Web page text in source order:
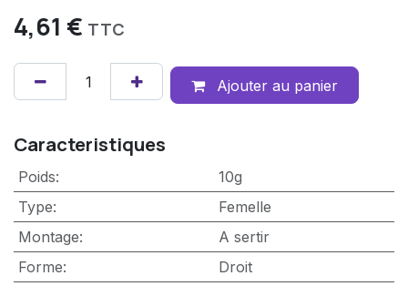
4,61 € TTC
Ajouter au panier
Caracteristiques
Poids:
10g
Type:
Femelle
Montage:
A sertir
Forme:
Droit